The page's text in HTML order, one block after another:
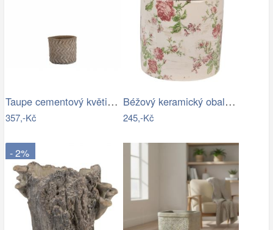
Taupe cementový květináč - design…
357,-Kč
Béžový keramický obal na květináč s…
245,-Kč
- 2%